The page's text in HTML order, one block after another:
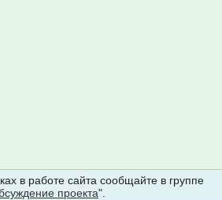
в работе сайта сообщайте в группе
проекта".